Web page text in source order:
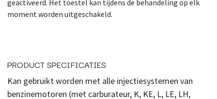
geactiveerd. Het toestel kan tijdens de behandeling op elk
moment worden uitgeschakeld.
PRODUCT SPECIFICATIES
Kan gebruikt worden met alle injectiesystemen van
benzinemotoren (met carburateur, K, KE, L, LE, LH,